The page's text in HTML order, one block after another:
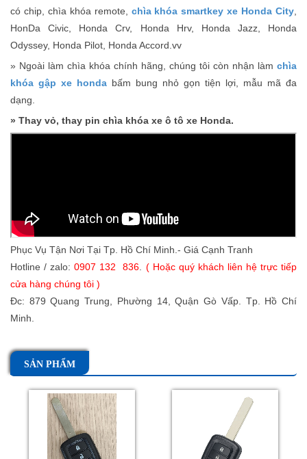
có chip, chìa khóa remote, chìa khóa smartkey xe Honda City
HonDa Civic, Honda Crv, Honda Hrv, Honda Jazz, Honda
Odyssey, Honda Pilot, Honda Accord.vv
» Ngoài làm chìa khóa chính hãng, chúng tôi còn nhận làm chìa
khóa gập xe honda bấm bung nhỏ gọn tiện lợi, mẫu mã đa
dạng.
» Thay vỏ, thay pin chìa khóa xe ô tô xe Honda.
Phục Vụ Tận Nơi Tại Tp. Hồ Chí Minh.- Giá Cạnh Tranh
Hotline / zalo:0907 132 836
( Hoặc quý khách liên hệ trực tiếp
cửa hàng chúng tôi )
Đc: 879 Quang Trung, Phường 14, Quận Gò Vấp. Tp. Hồ Chí
Minh.
SẢN PHẨM